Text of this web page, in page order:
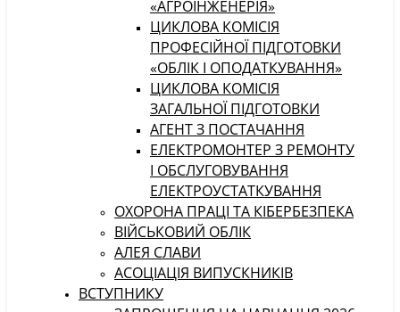
«АГРОІНЖЕНЕРІЯ»
ЦИКЛОВА КОМІСІЯ
ПРОФЕСІЙНОЇ ПІДГОТОВКИ
«ОБЛІК І ОПОДАТКУВАННЯ»
ЦИКЛОВА КОМІСІЯ
ЗАГАЛЬНОЇ ПІДГОТОВКИ
АГЕНТ З ПОСТАЧАННЯ
ЕЛЕКТРОМОНТЕР З РЕМОНТУ
І ОБСЛУГОВУВАННЯ
ЕЛЕКТРОУСТАТКУВАННЯ
ОХОРОНА ПРАЦІ ТА КІБЕРБЕЗПЕКА
ВІЙСЬКОВИЙ ОБЛІК
АЛЕЯ СЛАВИ
АСОЦІАЦІЯ ВИПУСКНИКІВ
ВСТУПНИКУ